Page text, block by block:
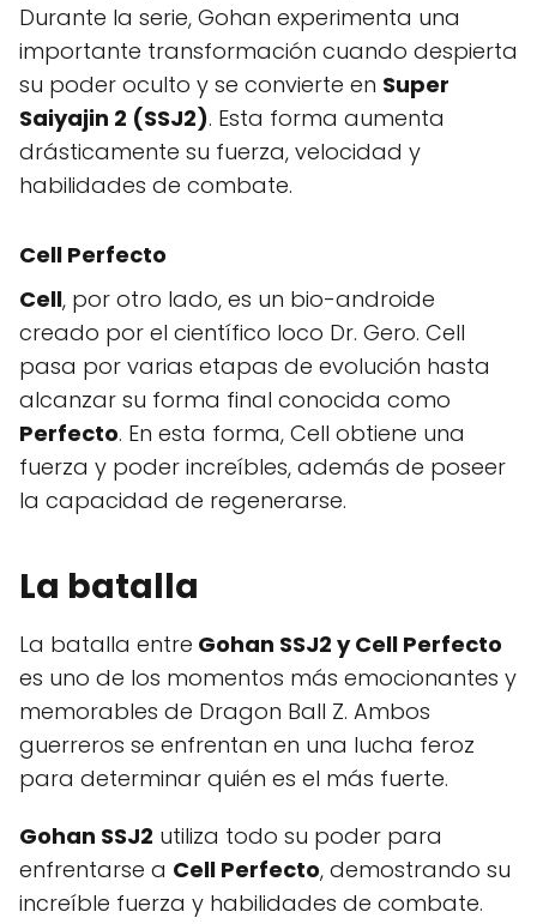
Durante la serie, Gohan experimenta una
importante transformación cuando despierta
su poder oculto y se convierte en Super
Saiyajin 2 (SSJ2). Esta forma aumenta
drásticamente su fuerza, velocidad y
habilidades de combate.
Cell Perfecto
Cell, por otro lado, es un bio-androide
creado por el científico loco Dr. Gero. Cell
pasa por varias etapas de evolución hasta
alcanzar su forma final conocida como
Perfecto. En esta forma, Cell obtiene una
fuerza y poder increíbles, además de poseer
la capacidad de regenerarse.
La batalla
La batalla entre Gohan SSJ2 y Cell Perfecto
es uno de los momentos más emocionantes y
memorables de Dragon Ball Z. Ambos
guerreros se enfrentan en una lucha feroz
para determinar quién es el más fuerte.
Gohan SSJ2 utiliza todo su poder para
enfrentarse a Cell Perfecto, demostrando su
increíble fuerza y habilidades de combate.